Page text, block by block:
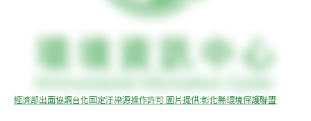
經濟部出面協調台化固定汙染源操作許可 圖片提供:彰化縣環境保護聯盟